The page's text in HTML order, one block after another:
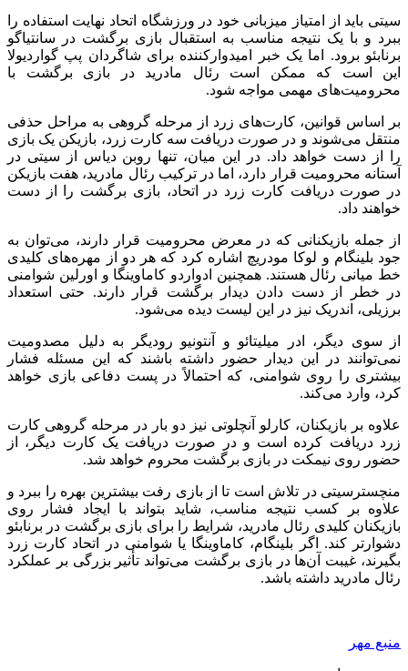
سیتی باید از امتیاز میزبانی خود در ورزشگاه اتحاد نهایت استفاده را
ببرد و با یک نتیجه مناسب به استقبال بازی برگشت در سانتیاگو
برنابئو برود. اما یک خبر امیدوارکننده برای شاگردان پپ گواردیولا
این است که ممکن است رئال مادرید در بازی برگشت با
محرومیت‌های مهمی مواجه شود.
بر اساس قوانین، کارت‌های زرد از مرحله گروهی به مراحل حذفی
منتقل می‌شوند و در صورت دریافت سه کارت زرد، بازیکن یک بازی
را از دست خواهد داد. در این میان، تنها روبن دیاس از سیتی در
آستانه محرومیت قرار دارد، اما در ترکیب رئال مادرید، هفت بازیکن
در صورت دریافت کارت زرد در اتحاد، بازی برگشت را از دست
خواهند داد.
از جمله بازیکنانی که در معرض محرومیت قرار دارند، می‌توان به
جود بلینگام و لوکا مودریچ اشاره کرد که هر دو از مهره‌های کلیدی
خط میانی رئال هستند. همچنین ادواردو کاماوینگا و اورلین شوامنی
در خطر از دست دادن دیدار برگشت قرار دارند. حتی استعداد
برزیلی، اندریک نیز در این لیست دیده می‌شود.
از سوی دیگر، ادر میلیتائو و آنتونیو رودیگر به دلیل مصدومیت
نمی‌توانند در این دیدار حضور داشته باشند که این مسئله فشار
بیشتری را روی شوامنی، که احتمالاً در پست دفاعی بازی خواهد
کرد، وارد می‌کند.
علاوه بر بازیکنان، کارلو آنچلوتی نیز دو بار در مرحله گروهی کارت
زرد دریافت کرده است و در صورت دریافت یک کارت دیگر، از
حضور روی نیمکت در بازی برگشت محروم خواهد شد.
منچسترسیتی در تلاش است تا از بازی رفت بیشترین بهره را ببرد و
علاوه بر کسب نتیجه مناسب، شاید بتواند با ایجاد فشار روی
بازیکنان کلیدی رئال مادرید، شرایط را برای بازی برگشت در برنابئو
دشوارتر کند. اگر بلینگام، کاماوینگا یا شوامنی در اتحاد کارت زرد
بگیرند، غیبت آن‌ها در بازی برگشت می‌تواند تأثیر بزرگی بر عملکرد
رئال مادرید داشته باشد.
منبع مهر